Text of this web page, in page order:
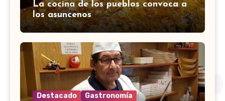
La cocina de los pueblos convoca a
los asuncenos
Destacado Gastronomía